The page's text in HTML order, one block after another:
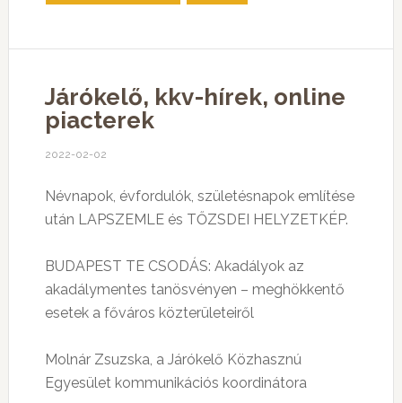
Járókelő, kkv-hírek, online
piacterek
2022-02-02
Névnapok, évfordulók, születésnapok említése
után LAPSZEMLE és TŐZSDEI HELYZETKÉP.
BUDAPEST TE CSODÁS: Akadályok az
akadálymentes tanösvényen – meghökkentő
esetek a főváros közterületeiről
Molnár Zsuzska, a Járókelő Közhasznú
Egyesület kommunikációs koordinátora